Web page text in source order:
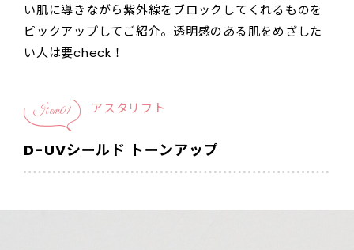
い肌に導きながら紫外線をブロックしてくれるものを
ピックアップしてご紹介。透明感のある肌をめざした
い人は要check！
Item01 アスタリフト
D-UVシールド トーンアップ